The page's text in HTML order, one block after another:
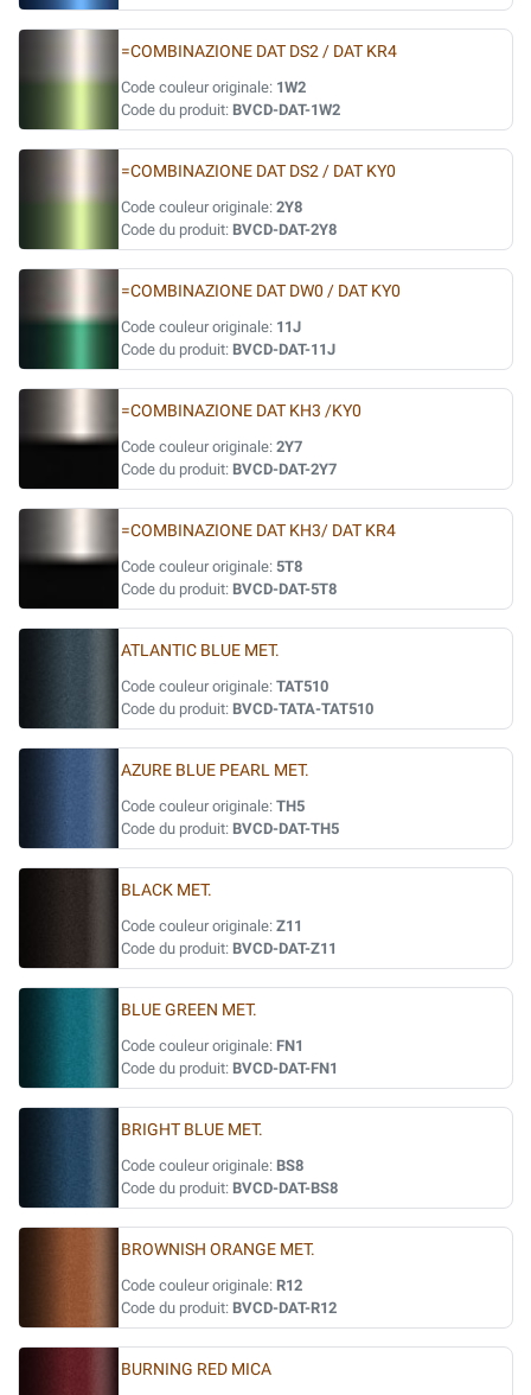
=COMBINAZIONE DAT DS2 / DAT KR4
Code couleur originale: 1W2
Code du produit: BVCD-DAT-1W2
=COMBINAZIONE DAT DS2 / DAT KY0
Code couleur originale: 2Y8
Code du produit: BVCD-DAT-2Y8
=COMBINAZIONE DAT DW0 / DAT KY0
Code couleur originale: 11J
Code du produit: BVCD-DAT-11J
=COMBINAZIONE DAT KH3 /KY0
Code couleur originale: 2Y7
Code du produit: BVCD-DAT-2Y7
=COMBINAZIONE DAT KH3/ DAT KR4
Code couleur originale: 5T8
Code du produit: BVCD-DAT-5T8
ATLANTIC BLUE MET.
Code couleur originale: TAT510
Code du produit: BVCD-TATA-TAT510
AZURE BLUE PEARL MET.
Code couleur originale: TH5
Code du produit: BVCD-DAT-TH5
BLACK MET.
Code couleur originale: Z11
Code du produit: BVCD-DAT-Z11
BLUE GREEN MET.
Code couleur originale: FN1
Code du produit: BVCD-DAT-FN1
BRIGHT BLUE MET.
Code couleur originale: BS8
Code du produit: BVCD-DAT-BS8
BROWNISH ORANGE MET.
Code couleur originale: R12
Code du produit: BVCD-DAT-R12
BURNING RED MICA